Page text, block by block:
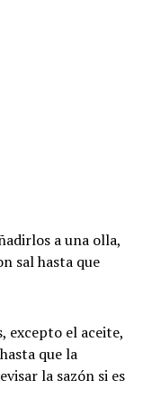
a una olla,
sal hasta que
excepto el aceite,
que la
la sazón si es